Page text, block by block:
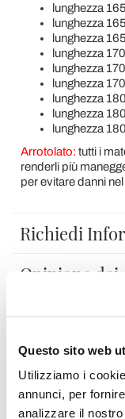
Questo sito web
Utilizziamo i
annunci, per
analizzare il
lunghezza
lunghezza
lunghezza
lunghezza
lunghezza
lunghezza
lunghezza
lunghezza
lunghezza
Arrotolato: tutti i
renderli più
per evitare danni
Richiedi
Opinione